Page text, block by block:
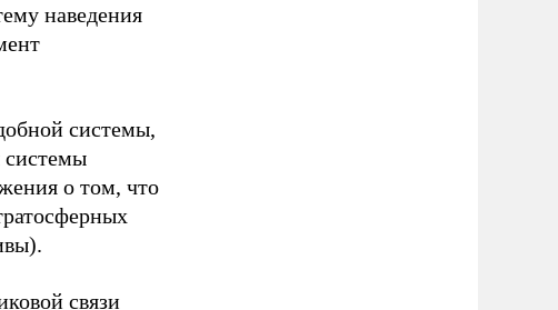
наведения
системы,
системы
о том, что
связи